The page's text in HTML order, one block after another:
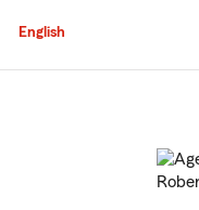
English